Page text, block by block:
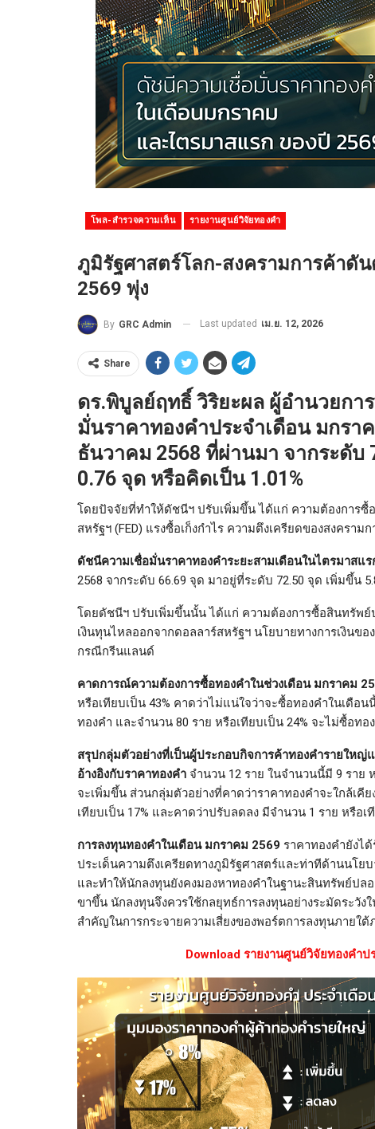
โพล-สำรวจความเห็น รายงานศูนย์วิจัยทองคำ
ภูมิรัฐศาสตร์โลก-สงครามการค้าดั
2569 พุ่ง
By GRC Admin Last updated เม.ย. 12, 2026
Share
ดร.พิบูลย์ฤทธิ์ วิริยะผล ผู้อำนวยก
มั่นราคาทองคำประจำเดือน มกรา
ธันวาคม 2568 ที่ผ่านมา จากระดับ
0.76 จุด หรือคิดเป็น 1.01%
โดยปัจจัยที่ทำให้ดัชนีฯ ปรับเพิ่มขึ้น ได้แก่ ความต้องการ
สหรัฐฯ (FED) แรงซื้อเก็งกำไร ความตึงเครียดของสงคร
ดัชนีความเชื่อมั่นราคาทองคำระยะสามเดือนในไตรมาสแ
2568 จากระดับ 66.69 จุด มาอยู่ที่ระดับ 72.50 จุด เพิ่มขึ้น
โดยดัชนีฯ ปรับเพิ่มขึ้นนั้น ได้แก่ ความต้องการซื้อสินทรัพย์
เงินทุนไหลออกจากดอลลาร์สหรัฐฯ นโยบายทางการเงินข
กรณีกรีนแลนด์
คาดการณ์ความต้องการซื้อทองคำในช่วงเดือน มกราคม
หรือเทียบเป็น 43% คาดว่าไม่แน่ใจว่าจะซื้อทองคำในเดือ
ทองคำ และจำนวน 80 ราย หรือเทียบเป็น 24% จะไม่ซื้อทอ
สรุปกลุ่มตัวอย่างที่เป็นผู้ประกอบกิจการค้าทองคำรายให
อ้างอิงกับราคาทองคำ จำนวน 12 ราย ในจำนวนนี้มี 9 ราย
จะเพิ่มขึ้น ส่วนกลุ่มตัวอย่างที่คาดว่าราคาทองคำจะใกล้เคี
เทียบเป็น 17% และคาดว่าปรับลดลง มีจำนวน 1 ราย หรือเ
การลงทุนทองคำในเดือน มกราคม 2569 ราคาทองคำยังไ
ประเด็นความตึงเครียดทางภูมิรัฐศาสตร์และท่าทีด้านนโย
และทำให้นักลงทุนยังคงมองหาทองคำในฐานะสินทรัพย์ป
ขาขึ้น นักลงทุนจึงควรใช้กลยุทธ์การลงทุนอย่างระมัดระวั
สำคัญในการกระจายความเสี่ยงของพอร์ตการลงทุนภายใ
Download รายงานศูนย์วิจัยทองคำ